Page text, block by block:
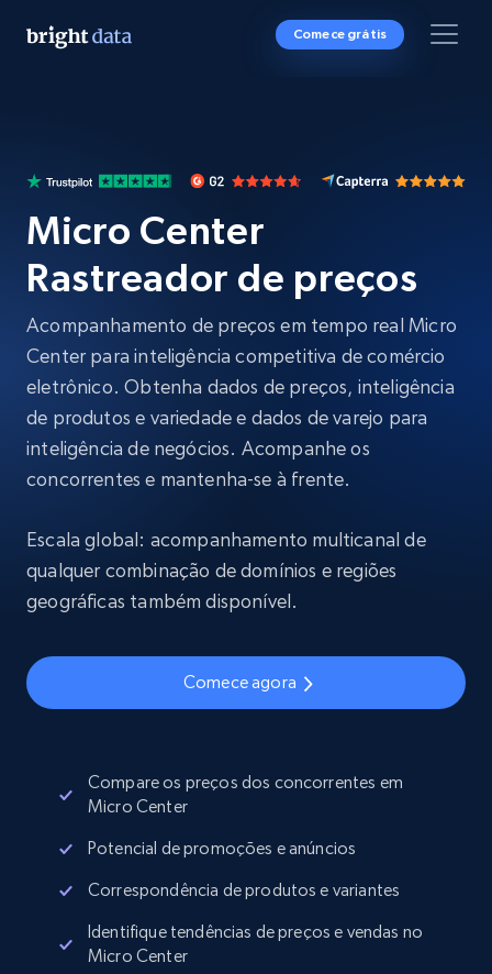
Comece grátis
Micro Center
Rastreador de preços
Acompanhamento de preços em tempo real Micro
Center para inteligência competitiva de comércio
eletrônico. Obtenha dados de preços, inteligência
de produtos e variedade e dados de varejo para
inteligência de negócios. Acompanhe os
concorrentes e mantenha-se à frente.
Escala global: acompanhamento multicanal de
qualquer combinação de domínios e regiões
geográficas também disponível.
Comece agora
Compare os preços dos concorrentes em
Micro Center
Potencial de promoções e anúncios
Correspondência de produtos e variantes
Identifique tendências de preços e vendas no
Micro Center